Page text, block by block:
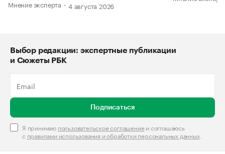
Мнение эксперта
4 августа 2026
Выбор редакции: экспертные публикации
и Сюжеты РБК
Подписаться
Я принимаю пользовательское соглашениеи соглашаюсь
с правилами использования и обработки персональных данных.